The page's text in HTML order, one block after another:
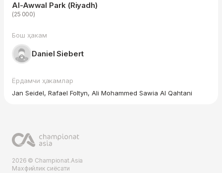
Al-Awwal Park (Riyadh)
(25 000)
Бош ҳакам
Daniel Siebert
Ёрдамчи ҳакамлар
Jan Seidel, Rafael Foltyn, Ali Mohammed Sawia Al Qahtani
2026 © Championat.Asia
Махфийлик сиёсати